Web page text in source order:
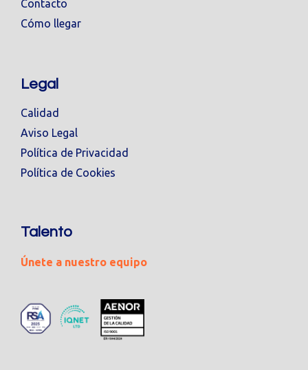
Contacto
Cómo llegar
Legal
Calidad
Aviso Legal
Política de Privacidad
Política de Cookies
Talento
Únete a nuestro equipo